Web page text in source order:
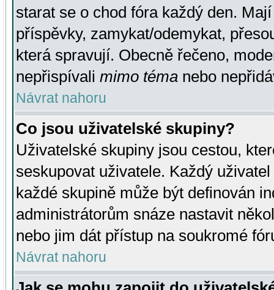
starat se o chod fóra každý den.
příspěvky, zamykat/odemykat,
která spravují. Obecně řečeno,
nepřispívali mimo téma nebo
Návrat nahoru
Co jsou uživatelské skupiny?
Uživatelské skupiny jsou cestou,
seskupovat uživatele. Každý
každé skupině může být definován
administrátorům snáze nastavit
nebo jim dát přístup na soukromé
Návrat nahoru